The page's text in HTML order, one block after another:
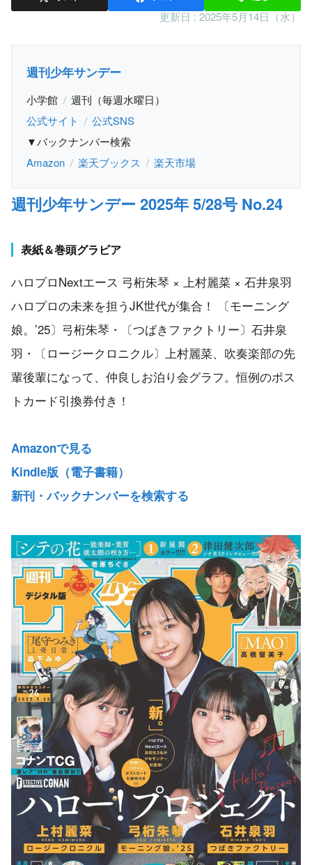
更新日 : 2025年5月14日（水）
週刊少年サンデー
小学館
週刊（毎週水曜日）
公式サイト
公式SNS
▼バックナンバー検索
Amazon
楽天ブックス 楽天市場
週刊少年サンデー 2025年 5/28号 No.24
表紙＆巻頭グラビア
ハロプロNextエース 弓桁朱琴 × 上村麗菜 × 石井泉羽
ハロプロの未来を担うJK世代が集合！ 〔モーニング
娘。’25〕弓桁朱琴・〔つばきファクトリー〕石井泉
羽・〔ロージークロニクル〕上村麗菜、吹奏楽部の先
輩後輩になって、仲良しお泊り会グラフ。恒例のポス
トカード引換券付き！
Amazonで見る
Kindle版（電子書籍）
新刊・バックナンバーを検索する